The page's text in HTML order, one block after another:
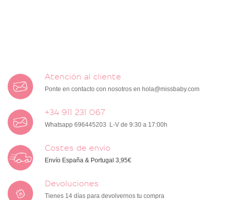
Atención al cliente
Ponte en contacto con nosotros en hola@missbaby.com
+34 911 231 067
Whatsapp 696445203 L-V de 9:30 a 17:00h
Costes de envío
Envío España & Portugal 3,95€
Devoluciones
Tienes 14 días para devolvernos tu compra